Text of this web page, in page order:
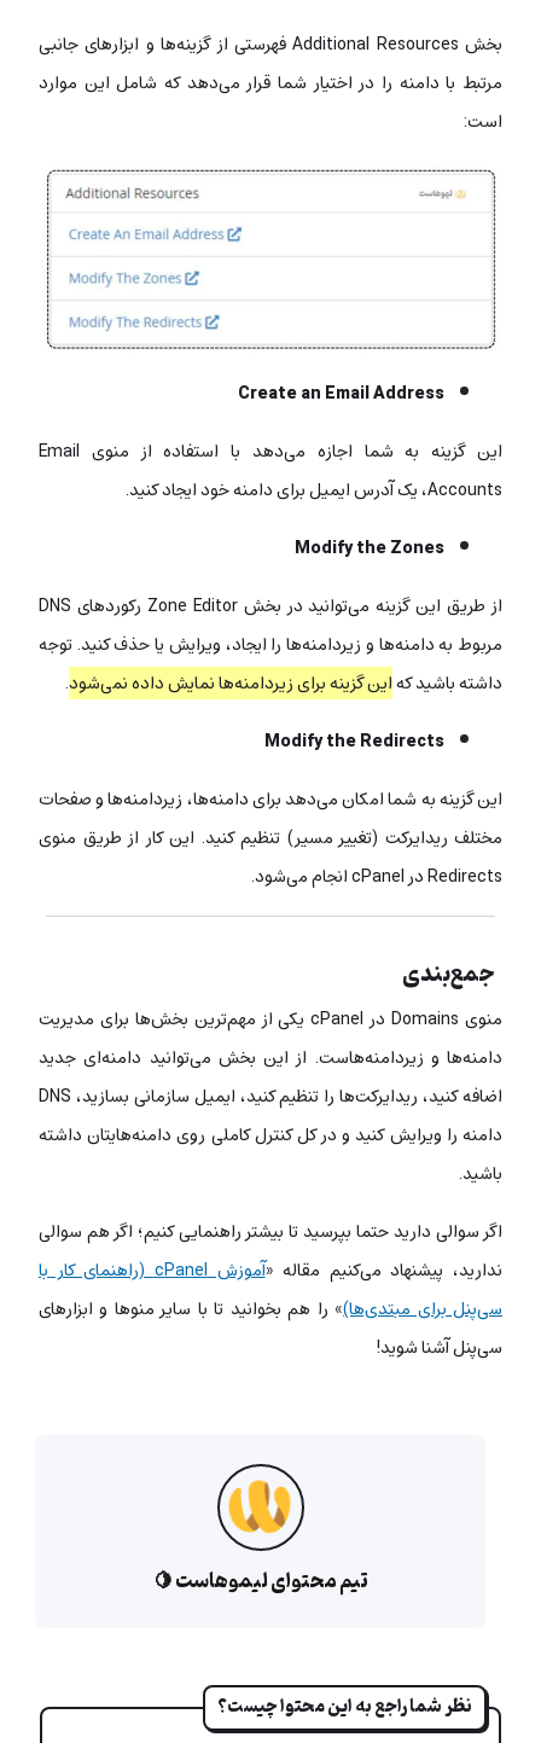
بخش Additional Resources فهرستی از گزینه‌ها و ابزارهای جانبی
مرتبط با دامنه را در اختیار شما قرار می‌دهد که شامل این موارد
است:
Create an Email Address
این گزینه به شما اجازه می‌دهد با استفاده از منوی Email
Accounts، یک آدرس ایمیل برای دامنه‌ خود ایجاد کنید.
Modify the Zones
از طریق این گزینه می‌توانید در بخش Zone Editor رکوردهای DNS
مربوط به دامنه‌ها و زیردامنه‌ها را ایجاد، ویرایش یا حذف کنید. توجه
داشته باشید کهاین گزینه برای زیردامنه‌ها نمایش داده نمی‌شود.
Modify the Redirects
این گزینه به شما امکان می‌دهد برای دامنه‌ها، زیردامنه‌ها و صفحات
مختلف ریدایرکت (تغییر مسیر) تنظیم کنید. این کار از طریق منوی
Redirects در cPanel انجام می‌شود.
جمع‌بندی
منوی Domains در cPanel یکی از مهم‌ترین بخش‌ها برای مدیریت
دامنه‌ها و زیردامنه‌هاست. از این بخش می‌توانید دامنه‌ای جدید
اضافه کنید، ریدایرکت‌ها را تنظیم کنید، ایمیل سازمانی بسازید، DNS
دامنه را ویرایش کنید و در کل کنترل کاملی روی دامنه‌هایتان داشته
باشید.
اگر سوالی دارید حتما بپرسید تا بیشتر راهنمایی کنیم؛ اگر هم سوالی
ندارید، پیشنهاد می‌کنیم مقاله «
آموزش cPanel (راهنمای کار با
سی‌پنل برای مبتدی‌ها)» را هم بخوانید تا با سایر منوها و ابزارهای
سی‌پنل آشنا شوید!
تیم محتوای لیموهاست 🍋
نظر شما راجع به این محتوا چیست؟